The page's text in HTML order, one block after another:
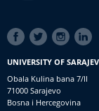
SOCIAL
LINKS
UNIVERSITY OF
Obala Kulina bana 7/II
71000 Sarajevo
Bosna i Hercegovina